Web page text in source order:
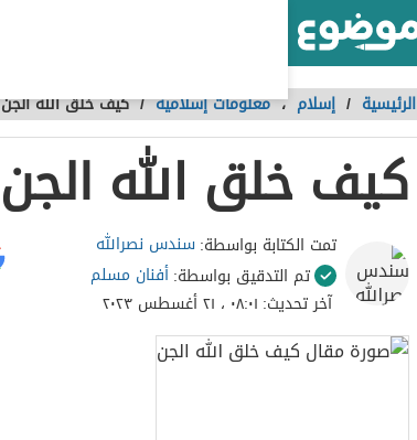
الرئيسية / إسلام ،معلومات إسلامية /كيف خلق الله الجن
كيف خلق الله الجن
تمت الكتابة بواسطة:سندس نصرالله
تم التدقيق بواسطة:أفنان مسلم
آخر تحديث: ٠٨:٠١ ، ٢١ أغسطس ٢٠٢٣